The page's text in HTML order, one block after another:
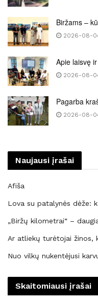
Biržams –
2026-08-
Apie laisvę
2026-08-
Pagarba
2026-08-
Naujausi įrašai
Afiša
Lova su patalynės dėže:
„Biržų kilometrai“ –
Ar atliekų turėtojai žinos,
Nuo vilkų nukentėjusi
Skaitomiausi įrašai